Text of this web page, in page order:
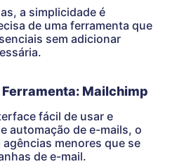
a simplicidade é
de uma ferramenta que
sem adicionar
Mailchimp
fácil de usar e
automação de e-mails, o
agências menores que se
de e-mail.